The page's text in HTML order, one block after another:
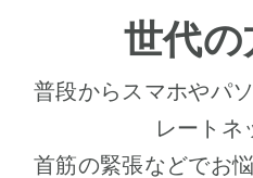
世代
普段からスマホやパ
レートネ
首筋の緊張などでお